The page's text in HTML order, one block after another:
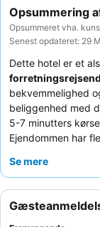
Opsummering
Opsummeret vha.
Senest opdateret: 29
Dette hotel er et
bekvemmelighed
beliggenhed med
5-7 minutters
Ejendommen har
rekreation.
værelse på en
Se mere